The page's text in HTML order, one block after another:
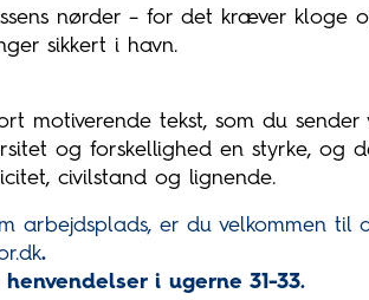
nørder – for det kræver kloge
sikkert i havn.
motiverende tekst, som du sender
og forskellighed en styrke, og
civilstand og lignende.
arbejdsplads, er du velkommen til
.
i ugerne 31-33.